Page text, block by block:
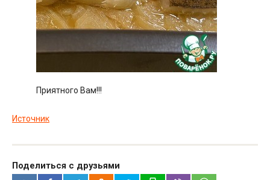
Приятного Вам!!!
Источник
Поделиться с друзьями